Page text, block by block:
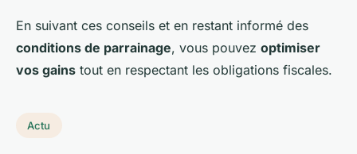
En suivant ces conseils et en restant informé des
conditions de parrainage, vous pouvez optimiser
vos gains tout en respectant les obligations fiscales.
Actu